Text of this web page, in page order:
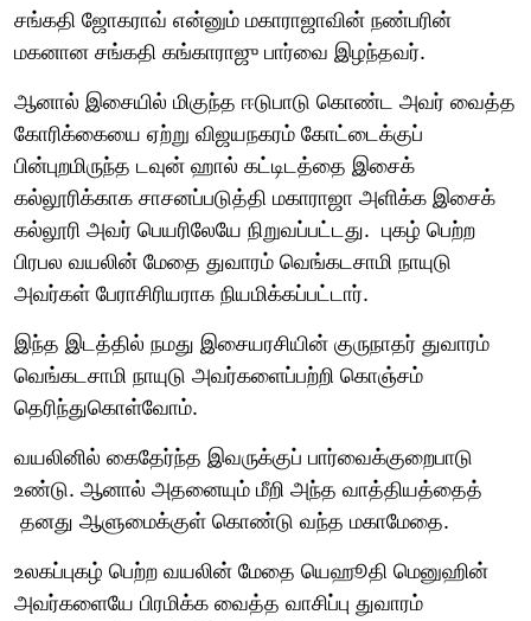
சங்கதி ஜோகராவ் என்னும் மகாராஜாவின் நண்பரின்
மகனான சங்கதி கங்காராஜு பார்வை இழந்தவர்.
ஆனால் இசையில் மிகுந்த ஈடுபாடு கொண்ட அவர் வைத்த
கோரிக்கையை ஏற்று விஜயநகரம் கோட்டைக்குப்
பின்புறமிருந்த டவுன் ஹால் கட்டிடத்தை இசைக்
கல்லூரிக்காக சாசனப்படுத்தி மகாராஜா அளிக்க இசைக்
கல்லூரி அவர் பெயரிலேயே நிறுவப்பட்டது. புகழ் பெற்ற
பிரபல வயலின் மேதை துவாரம் வெங்கடசாமி நாயுடு
அவர்கள் பேராசிரியராக நியமிக்கப்பட்டார்.
இந்த இடத்தில் நமது இசையரசியின் குருநாதர் துவாரம்
வெங்கடசாமி நாயுடு அவர்களைப்பற்றி கொஞ்சம்
தெரிந்துகொள்வோம்.
வயலினில் கைதேர்ந்த இவருக்குப் பார்வைக்குறைபாடு
உண்டு. ஆனால் அதனையும் மீறி அந்த வாத்தியத்தைத்
தனது ஆளுமைக்குள் கொண்டு வந்த மகாமேதை.
உலகப்புகழ் பெற்ற வயலின் மேதை யெஹூதி மெனுஹின்
அவர்களையே பிரமிக்க வைத்த வாசிப்பு துவாரம்